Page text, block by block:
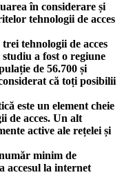
în considerare și
tehnologii de acces
tehnologii de acces
a fost o regiune
de 56.700 și
că toți posibilii
este un element cheie
de acces. Un alt
active ale rețelei și
minim de
accesul la internet